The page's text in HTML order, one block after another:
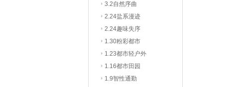
3.2自然序曲
2.24盐系漫迹
2.24趣味失序
1.30粉彩都市
1.23都市轻户外
1.16都市田园
1.9智性通勤